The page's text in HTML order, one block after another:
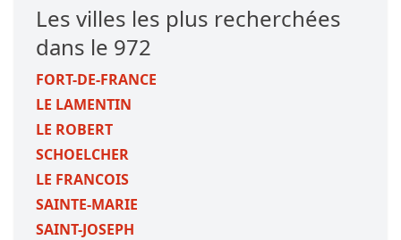
Les villes les plus recherchées
dans le 972
FORT-DE-FRANCE
LE LAMENTIN
LE ROBERT
SCHOELCHER
LE FRANCOIS
SAINTE-MARIE
SAINT-JOSEPH